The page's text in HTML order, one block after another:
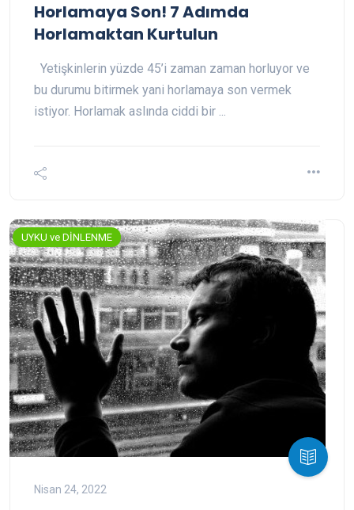
Horlamaya Son! 7 Adımda
Horlamaktan Kurtulun
Yetişkinlerin yüzde 45’i zaman zaman horluyor ve
bu durumu bitirmek yani horlamaya son vermek
istiyor. Horlamak aslında ciddi bir ...
UYKU ve DİNLENME
Nisan 24, 2022